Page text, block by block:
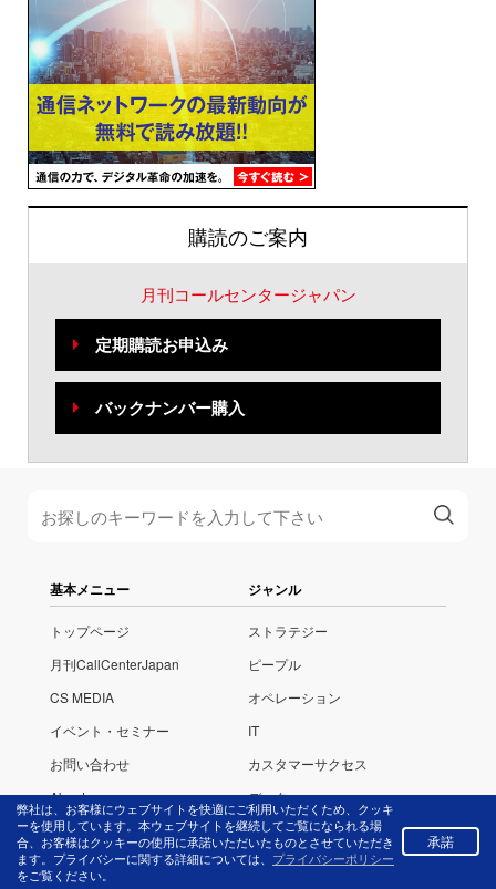
購読のご案内
月刊コールセンタージャパン
定期購読お申込み
バックナンバー購入
基本メニュー
トップページ
月刊CallCenterJapan
CS MEDIA
イベント・セミナー
お問い合わせ
About us
ジャンル
ストラテジー
ピープル
オペレーション
IT
カスタマーサクセス
データ
ニュース
弊社は、お客様にウェブサイトを快適にご利用いただくため、クッキ
ーを使用しています。本ウェブサイトを継続してご覧になられる場
合、お客様はクッキーの使用に承諾いただいたものとさせていただき
ます。プライバシーに関する詳細については、 プライバシーポリシー
をご覧ください。
承諾